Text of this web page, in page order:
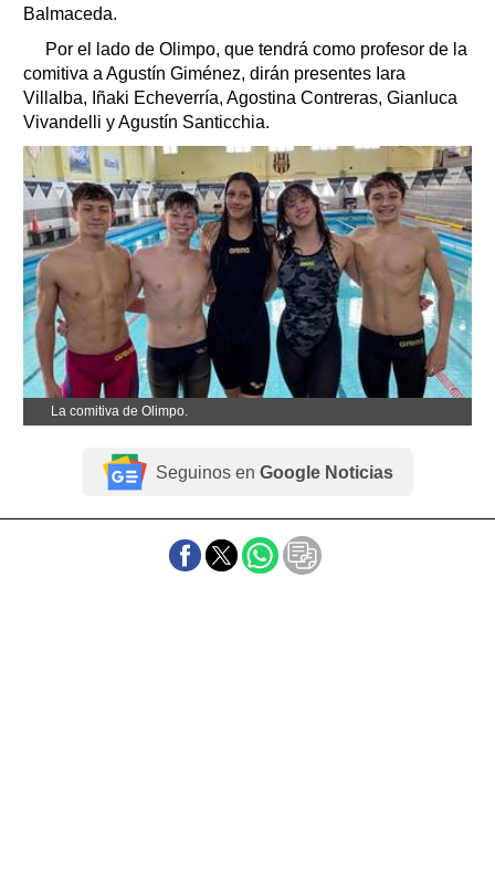
Balmaceda.
Por el lado de Olimpo, que tendrá como profesor de la
comitiva a Agustín Giménez, dirán presentes Iara
Villalba, Iñaki Echeverría, Agostina Contreras, Gianluca
Vivandelli y Agustín Santicchia.
La comitiva de Olimpo.
Seguinos en Google Noticias